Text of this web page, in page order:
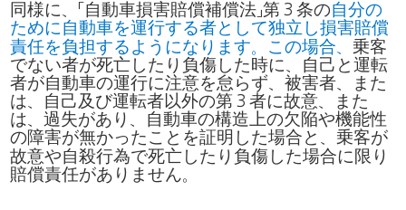
同様に 、「 自動車損害賠償補償法 」第 ３条の自分の
ために 自動車を運行する者として独立 し損害賠償
責任を負担するようになります この場合
乗客
でない者が死亡 したり 負傷 した 時に 自己 と運転
者が自動車の運行に注意を怠 らず 、被害者
また
は
自己及 び運転者以外の第 ３者に故意
また
は 、過失があり 自動車の構造上の欠陥や機能性
の障害が無かったことを証明 した場合 と 乗客が
故意や自殺行為で死亡 したり 負傷 した場合に 限 り
賠償責任がありません。